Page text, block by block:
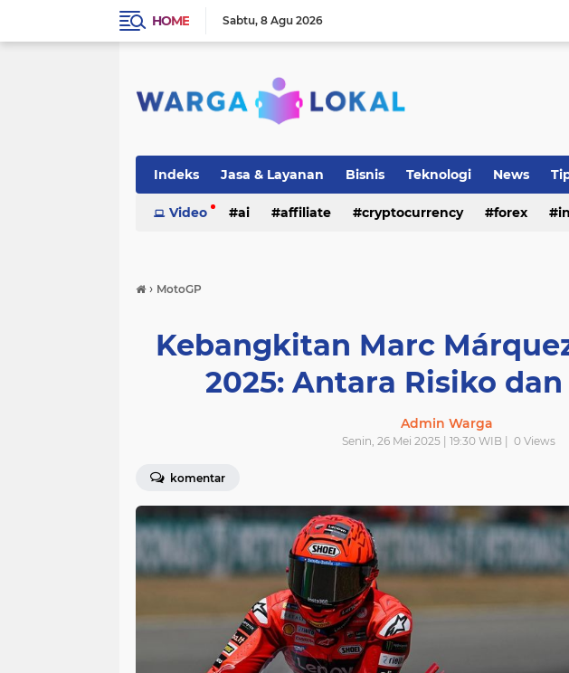
HOME Sabtu 8 Agu 2026
Indeks Jasa & Layanan Bisnis Teknologi News
Video ai affiliate cryptocurrency forex
› MotoGP
Kebangkitan Marc
2025: Antara Risiko
Admin Warga
Senin, 26 Mei 2025 | 19:30 WIB | 0 Views
komentar